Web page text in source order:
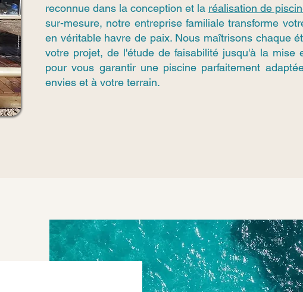
reconnue dans la conception et la réalisation de
sur-mesure, notre entreprise familiale transforme
en véritable havre de paix. Nous maîtrisons chaque
votre projet, de l'étude de faisabilité jusqu'à la mise
pour vous garantir une piscine parfaitement
envies et à votre terrain.